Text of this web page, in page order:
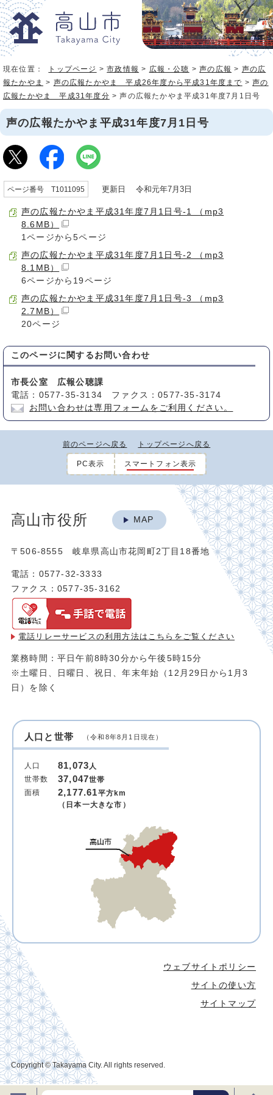
現在位置： トップページ >市政情報 > 広報・公聴 >声の広報 > 声の広
報たかやま > 声の広報たかやま 平成26年度から平成31年度まで >声の
広報たかやま 平成31年度分 > 声の広報たかやま平成31年度7月1日号
声の広報たかやま平成31年度7月1日号
ページ番号 T1011095 更新日 令和元年7月3日
声の広報たかやま平成31年度7月1日号-1 （mp3
8.6MB）
1ページから5ページ
声の広報たかやま平成31年度7月1日号-2 （mp3
8.1MB）
6ページから19ページ
声の広報たかやま平成31年度7月1日号-3 （mp3
2.7MB）
20ページ
このページに関する お問い合わせ
市長公室 広報公聴課
電話：0577-35-3134 ファクス：0577-35-3174
お問い合わせは専用フォームをご利用ください。
前のページへ戻る トップページへ戻る
PC表示 スマートフォン表示
高山市役所 MAP
〒506-8555 岐阜県高山市花岡町2丁目18番地
電話：0577-32-3333
ファクス：0577-35-3162
電話リレーサービスの利用方法は こちらをご覧ください
業務時間：平日午前8時30分から午後5時15分
※土曜日、日曜日、祝日、年末年始（12月29日から1月3
日）を除く
人口と世帯 （令和8年8月1日現在）
人口 81,073人
世帯数
37,047世帯
面積
2,177.61平方km
（日本一大きな市）
ウェブサイトポリシー
サイトの使い方
サイトマップ
Copyright © Takayama City. All rights reserved.